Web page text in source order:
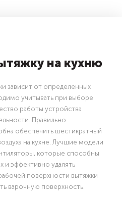
на кухню
зависит от определенных
учитывать при выборе
работы устройства
Правильно
обеспечить шестикратный
на кухне. Лучшие модели
которые способны
и эффективно удалять
поверхности вытяжки
варочную поверхность.